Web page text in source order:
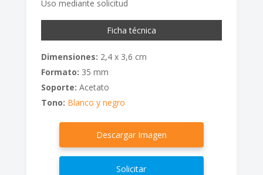
Uso mediante solicitud
Ficha técnica
Dimensiones: 2,4 x 3,6 cm
Formato: 35 mm
Soporte: Acetato
Tono: Blanco y negro
Descargar Imagen
Solicitar